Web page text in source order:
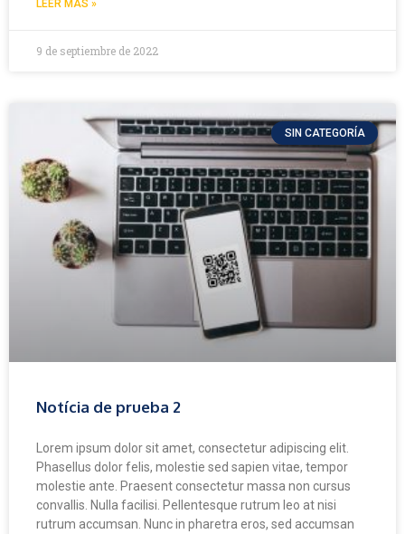
LEER MÁS »
9 de septiembre de 2022
SIN CATEGORÍA
Notícia de prueba 2
Lorem ipsum dolor sit amet, consectetur adipiscing elit.
Phasellus dolor felis, molestie sed sapien vitae, tempor
molestie ante. Praesent consectetur massa non cursus
convallis. Nulla facilisi. Pellentesque rutrum leo at nisi
rutrum accumsan. Nunc in pharetra eros, sed accumsan